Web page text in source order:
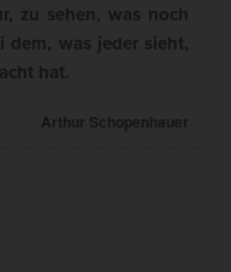
zu sehen, was noch
dem, was jeder sieht,
hat.
Arthur Schopenhauer